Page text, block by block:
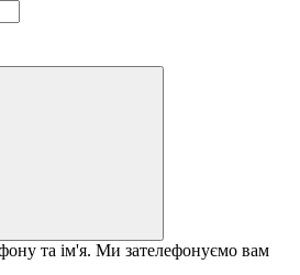
та ім'я. Ми зателефонуємо вам